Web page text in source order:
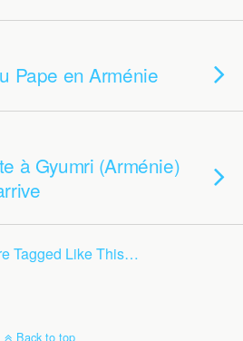
Pape en Arménie
à Gyumri (Arménie)
Tagged Like This…
Back to top